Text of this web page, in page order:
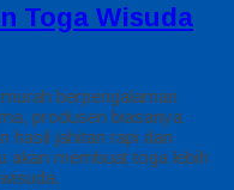
Toga Wisuda
berpengalaman
produsen biasanya
hasil jahitan rapi dan
akan membuat toga lebih